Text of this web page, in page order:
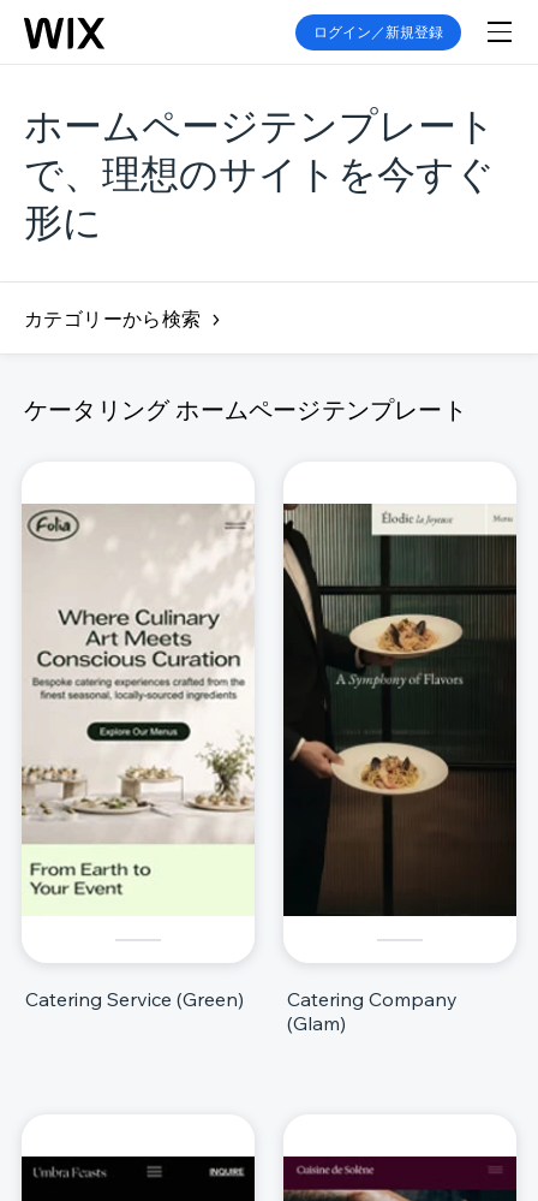
ログイン／新規登録
ホームページテンプレート
で、理想のサイトを今すぐ
形に
カテゴリーから検索
ケータリング ホームページテンプレート
Catering Service (Green)
Catering Company
(Glam)